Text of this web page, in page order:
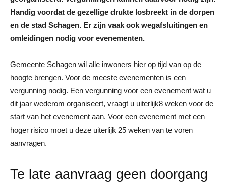
Handig voordat de gezellige drukte losbreekt in de dorpen
en de stad Schagen. Er zijn vaak ook wegafsluitingen en
omleidingen nodig voor evenementen.
Gemeente Schagen wil alle inwoners hier op tijd van op de
hoogte brengen. Voor de meeste evenementen is een
vergunning nodig. Een vergunning voor een evenement wat u
dit jaar wederom organiseert, vraagt u uiterlijk8 weken voor de
start van het evenement aan. Voor een evenement met een
hoger risico moet u deze uiterlijk 25 weken van te voren
aanvragen.
Te late aanvraag geen doorgang